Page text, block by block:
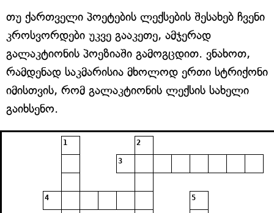
თუ ქართველი პოეტების ლექსების შესახებ ჩვენი
კროსვორდები უკვე გააკეთე, ამჯერად
გალაკტიონის პოეზიაში გამოგცდით. ვნახოთ,
რამდენად საკმარისია მხოლოდ ერთი სტრიქონი
იმისთვის, რომ გალაკტიონის ლექსის სახელი
გაიხსენო.